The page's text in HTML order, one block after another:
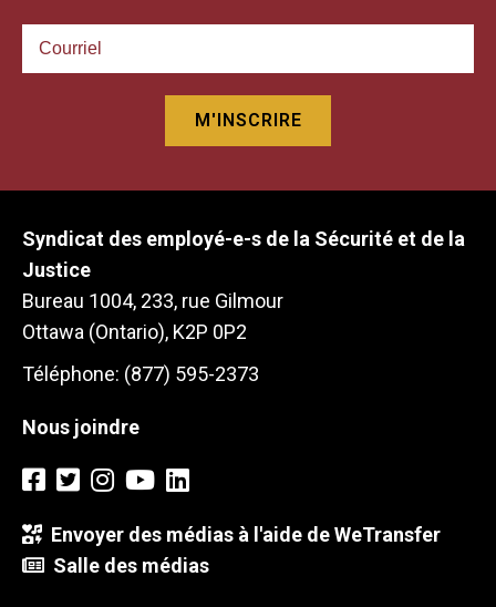
Syndicat des employé-e-s de la Sécurité et de la
Justice
Bureau 1004, 233, rue Gilmour
Ottawa (Ontario), K2P 0P2
Téléphone: (877) 595-2373
Nous joindre
Envoyer des médias à l'aide de WeTransfer
Salle des médias